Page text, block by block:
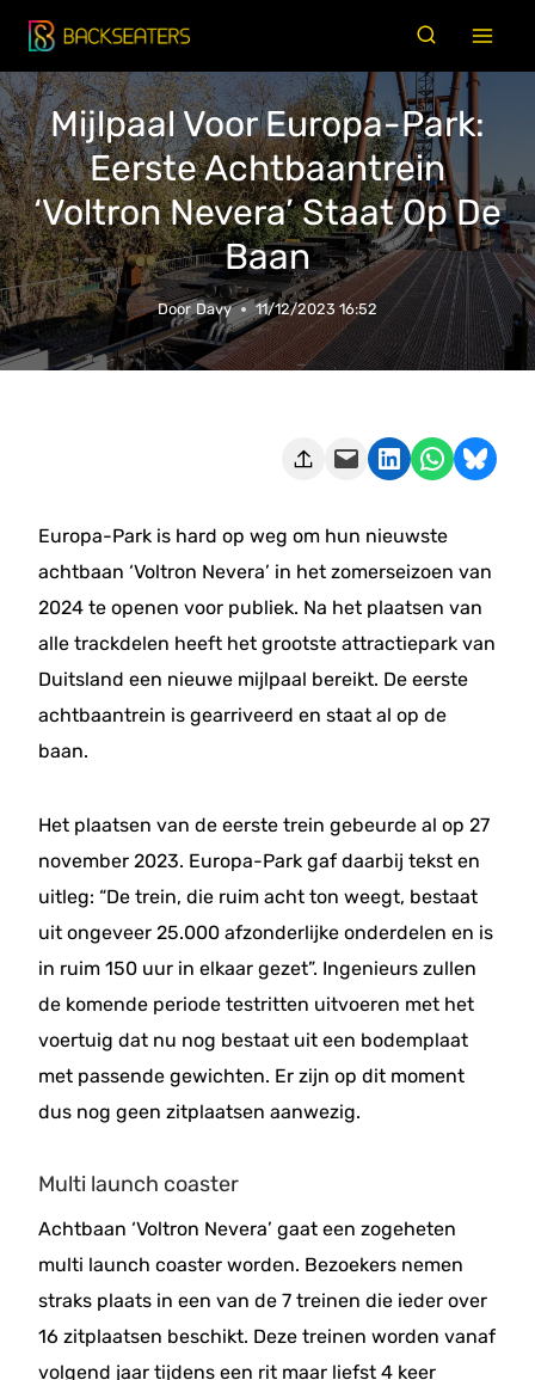
Doorgaan
naar
inhoud
Mijlpaal Voor Europa-Park:
Eerste Achtbaantrein
‘Voltron Nevera’ Staat Op De
Baan
Door Davy 11/12/2023 16:52
Deze pagina e-mailen Delen op LinkedIn Delen via WhatsApp Share on Bluesky
Europa-Park is hard op weg om hun nieuwste
achtbaan ‘Voltron Nevera’ in het zomerseizoen van
2024 te openen voor publiek. Na het plaatsen van
alle trackdelen heeft het grootste attractiepark van
Duitsland een nieuwe mijlpaal bereikt. De eerste
achtbaantrein is gearriveerd en staat al op de
baan.
Het plaatsen van de eerste trein gebeurde al op 27
november 2023. Europa-Park gaf daarbij tekst en
uitleg: “De trein, die ruim acht ton weegt, bestaat
uit ongeveer 25.000 afzonderlijke onderdelen en is
in ruim 150 uur in elkaar gezet”. Ingenieurs zullen
de komende periode testritten uitvoeren met het
voertuig dat nu nog bestaat uit een bodemplaat
met passende gewichten. Er zijn op dit moment
dus nog geen zitplaatsen aanwezig.
Multi launch coaster
Achtbaan ‘Voltron Nevera’ gaat een zogeheten
multi launch coaster worden. Bezoekers nemen
straks plaats in een van de 7 treinen die ieder over
16 zitplaatsen beschikt. Deze treinen worden vanaf
volgend jaar tijdens een rit maar liefst 4 keer